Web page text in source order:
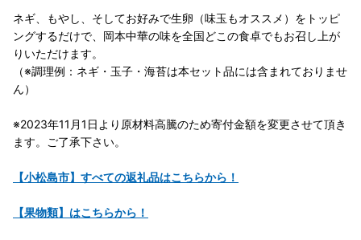
ネギ、もやし、そしてお好みで生卵（味玉もオススメ）をトッピ
ングするだけで、岡本中華の味を全国どこの食卓でもお召し上が
りいただけます。
（※調理例：ネギ・玉子・海苔は本セット品には含まれておりませ
ん）
※2023年11月1日より原材料高騰のため寄付金額を変更させて頂き
ます。ご了承下さい。
【小松島市】すべての返礼品はこちらから！
【果物類】はこちらから！